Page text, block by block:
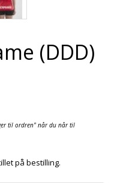
(DDD)
til ordren" når du når til
på bestilling.